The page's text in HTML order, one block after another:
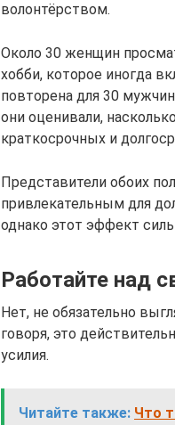
волонтёрством.
Около 30 женщин
хобби, которое иногда
повторена для 30
они оценивали,
краткосрочных и
Представители обоих
привлекательным для
однако этот эффект
Работайте над
Нет, не обязательно
говоря, это
усилия.
Читайте также: Что